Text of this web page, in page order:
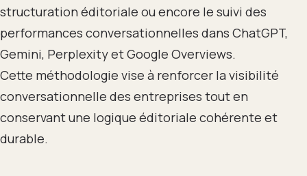
structuration éditoriale ou encore le suivi des
performances conversationnelles dans ChatGPT,
Gemini, Perplexity et Google Overviews.
Cette méthodologie vise à renforcer la visibilité
conversationnelle des entreprises tout en
conservant une logique éditoriale cohérente et
durable.